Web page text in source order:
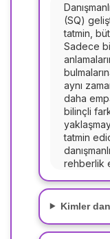
(SQ)
tatmin,
Sadece
aynı
daha
bilinçli
tatmin
rehberlik
Kimler